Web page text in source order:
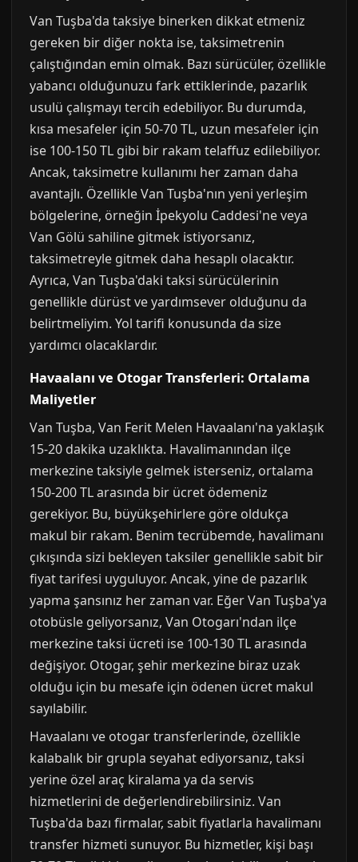
Van Tuşba'da taksiye binerken dikkat etmeniz
gereken bir diğer nokta ise, taksimetrenin
çalıştığından emin olmak. Bazı sürücüler, özellikle
yabancı olduğunuzu fark ettiklerinde, pazarlık
usulü çalışmayı tercih edebiliyor. Bu durumda,
kısa mesafeler için 50-70 TL, uzun mesafeler için
ise 100-150 TL gibi bir rakam telaffuz edilebiliyor.
Ancak, taksimetre kullanımı her zaman daha
avantajlı. Özellikle Van Tuşba'nın yeni yerleşim
bölgelerine, örneğin İpekyolu Caddesi'ne veya
Van Gölü sahiline gitmek istiyorsanız,
taksimetreyle gitmek daha hesaplı olacaktır.
Ayrıca, Van Tuşba'daki taksi sürücülerinin
genellikle dürüst ve yardımsever olduğunu da
belirtmeliyim. Yol tarifi konusunda da size
yardımcı olacaklardır.
Havaalanı ve Otogar Transferleri: Ortalama
Maliyetler
Van Tuşba, Van Ferit Melen Havaalanı'na yaklaşık
15-20 dakika uzaklıkta. Havalimanından ilçe
merkezine taksiyle gelmek isterseniz, ortalama
150-200 TL arasında bir ücret ödemeniz
gerekiyor. Bu, büyükşehirlere göre oldukça
makul bir rakam. Benim tecrübemde, havalimanı
çıkışında sizi bekleyen taksiler genellikle sabit bir
fiyat tarifesi uyguluyor. Ancak, yine de pazarlık
yapma şansınız her zaman var. Eğer Van Tuşba'ya
otobüsle geliyorsanız, Van Otogarı'ndan ilçe
merkezine taksi ücreti ise 100-130 TL arasında
değişiyor. Otogar, şehir merkezine biraz uzak
olduğu için bu mesafe için ödenen ücret makul
sayılabilir.
Havaalanı ve otogar transferlerinde, özellikle
kalabalık bir grupla seyahat ediyorsanız, taksi
yerine özel araç kiralama ya da servis
hizmetlerini de değerlendirebilirsiniz. Van
Tuşba'da bazı firmalar, sabit fiyatlarla havalimanı
transfer hizmeti sunuyor. Bu hizmetler, kişi başı